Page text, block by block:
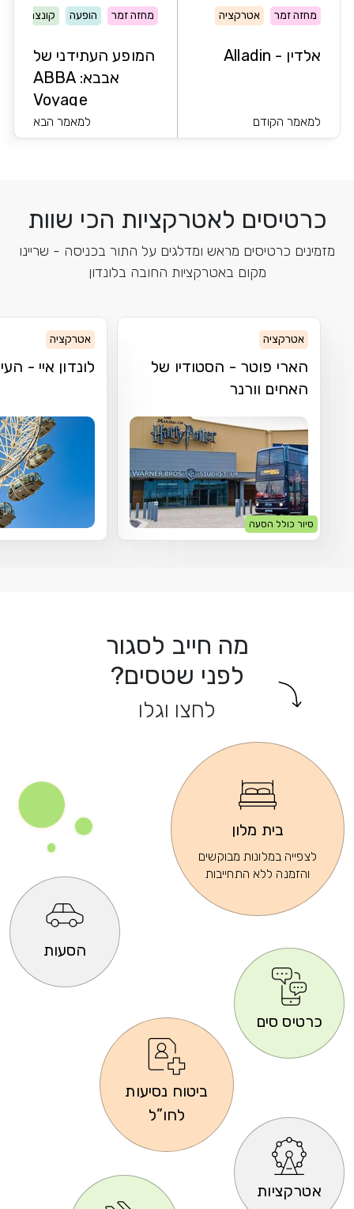
מחזה זמר אטרקציה
אלדין - Alladin
למאמר הקודם
מחזה זמר הופעה קונצרט
המופע העתידני של
אבבא: ABBA
Voyage
למאמר הבא
כרטיסים לאטרקציות הכי שוות
מזמינים כרטיסים מראש ומדלגים על התור בכניסה - שריינו
מקום באטרקציות החובה בלונדון
אטרקציה
הארי פוטר - הסטודיו של
האחים וורנר
סיור כולל הסעה
אטרקציה
לונדון איי -
מה חייב לסגור
לפני שטסים?
לחצו וגלו
הסעות
בית מלון
לצפייה במלונות מבוקשים
והזמנה ללא התחייבות
כרטיס סים
ביטוח נסיעות
לחו”ל
אטרקציות